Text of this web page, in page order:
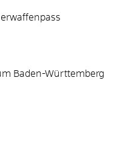
Baden-Württemberg